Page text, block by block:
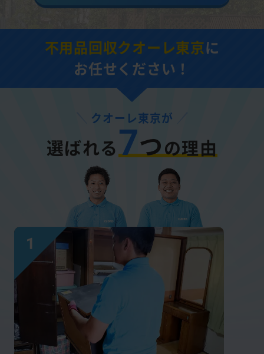
不用品回収クオーレ東京に
お任せください！
クオーレ東京が
選ばれる7つの理由